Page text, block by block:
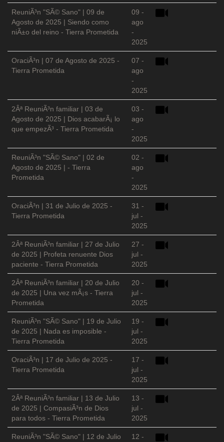
ReuniÃ³n "SÃ© Sano" | 09 de
Agosto de 2025 | Siendo como
niÃ±o del reino - Tierra Prometida
09 -
ago
-
2025
OraciÃ³n | 07 de Agosto de 2025 -
Tierra Prometida
07 -
ago
-
2025
2Âª ReuniÃ³n familiar | 03 de
Agosto de 2025 | Dios acabarÃ¡ lo
que empezÃ³ - Tierra Prometida
03 -
ago
-
2025
ReuniÃ³n "SÃ© Sano" | 02 de
Agosto de 2025 | - Tierra
Prometida
02 -
ago
-
2025
OraciÃ³n | 31 de Julio de 2025 -
Tierra Prometida
31 -
jul -
2025
2Âª ReuniÃ³n familiar | 27 de Julio
de 2025 | Profeta renuente Dios
paciente - Tierra Prometida
27 -
jul -
2025
2Âª ReuniÃ³n familiar | 20 de Julio
de 2025 | Una vez mÃ¡s - Tierra
Prometida
20 -
jul -
2025
ReuniÃ³n "SÃ© Sano" | 19 de Julio
de 2025 | Nada es imposible -
Tierra Prometida
19 -
jul -
2025
OraciÃ³n | 17 de Julio de 2025 -
Tierra Prometida
17 -
jul -
2025
2Âª ReuniÃ³n familiar | 13 de Julio
de 2025 | CompasiÃ³n de Dios
para todos - Tierra Prometida
13 -
jul -
2025
ReuniÃ³n "SÃ© Sano" | 12 de Julio
12 -